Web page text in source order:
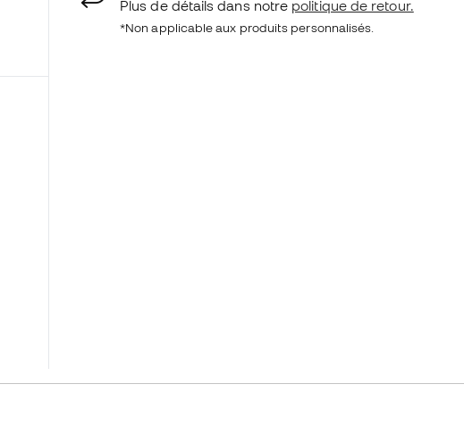
Plus de détails dans notre politique de retour.
*Non applicable aux produits personnalisés.